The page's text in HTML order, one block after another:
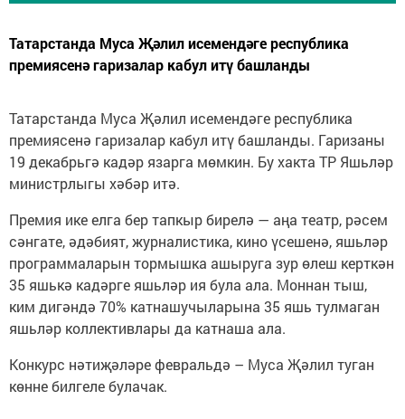
Татарстанда Муса Җәлил исемендәге республика
премиясенә гаризалар кабул итү башланды
Татарстанда Муса Җәлил исемендәге республика
премиясенә гаризалар кабул итү башланды. Гаризаны
19 декабрьгә кадәр язарга мөмкин. Бу хакта ТР Яшьләр
министрлыгы хәбәр итә.
Премия ике елга бер тапкыр бирелә — аңа театр, рәсем
сәнгате, әдәбият, журналистика, кино үсешенә, яшьләр
программаларын тормышка ашыруга зур өлеш керткән
35 яшькә кадәрге яшьләр ия була ала. Моннан тыш,
ким дигәндә 70% катнашучыларына 35 яшь тулмаган
яшьләр коллективлары да катнаша ала.
Конкурс нәтиҗәләре февральдә – Муса Җәлил туган
көнне билгеле булачак.